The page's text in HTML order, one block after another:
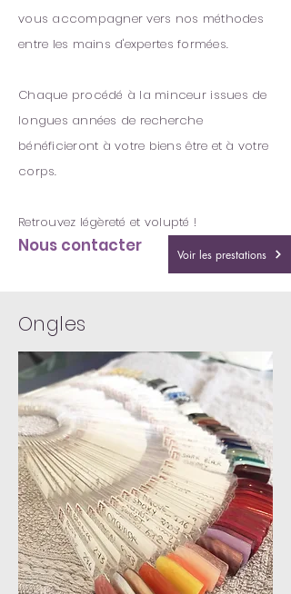
vous accompagner vers nos méthodes
entre les mains d'expertes formées.
Chaque procédé à la minceur issues de
longues années de recherche
bénéficieront à votre biens être et à votre
corps.
Retrouvez légèreté et volupté !
Nous contacter Voir les prestations
Ongles